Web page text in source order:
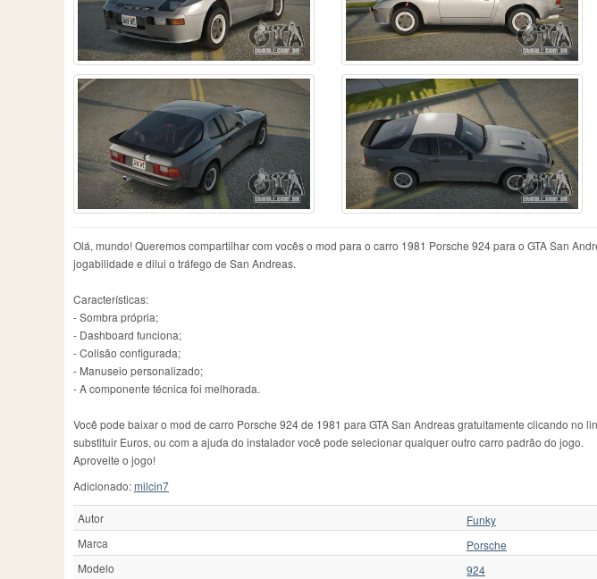
Olá, mundo! Queremos compartilhar com vocês o mod para o carro 1981 Porsche 924 para o GTA San
jogabilidade e dilui o tráfego de San Andreas.
Características:
- Sombra própria;
- Dashboard funciona;
- Colisão configurada;
- Manuseio personalizado;
- A componente técnica foi melhorada.
Você pode baixar o mod de carro Porsche 924 de 1981 para GTA San Andreas gratuitamente clicando no
substituir Euros, ou com a ajuda do instalador você pode selecionar qualquer outro carro padrão do jogo.
Aproveite o jogo!
Adicionado:milcin7
Autor
Funky
Marca
Porsche
Modelo
924